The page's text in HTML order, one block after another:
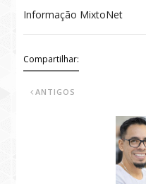
Informação MixtoNet
Compartilhar:
ANTIGOS